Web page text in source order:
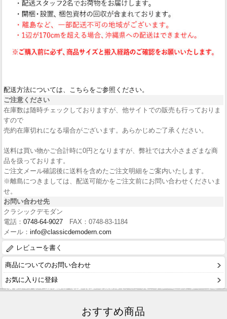
配送方法については、こちらをご参照ください。
ご注意ください
在庫数は随時チェックしておりますが、他サイトでの販売も行っておりま
すので
売約在庫切れになる場合がございます。あらかじめご了承ください。
送料は買い物かご合計時に0円となりますが、弊社では大小さまざまな商
品を扱っております。
ご注文メール確認後に送料を含めたご注文明細をご案内いたします。
※離島につきましては、配送可能かをご注文前にお問い合わせくださいま
せ。
お問い合わせ先
クラシックデモダン
電話： 0748-64-9027 FAX：0748-83-1184
メール： info@classicdemodern.com
レビューを書く
商品についてのお問い合わせ
お気に入りに登録
おすすめ商品